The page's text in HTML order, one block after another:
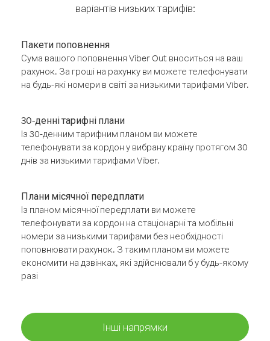
варіантів низьких тарифів:
Пакети поповнення
Сума вашого поповнення Viber Out вноситься на ваш
рахунок. За гроші на рахунку ви можете телефонувати
на будь-які номери в світі за низькими тарифами Viber.
30-денні тарифні плани
Із 30-денним тарифним планом ви можете
телефонувати за кордон у вибрану країну протягом 30
днів за низькими тарифами Viber.
Плани місячної передплати
Із планом місячної передплати ви можете
телефонувати за кордон на стаціонарні та мобільні
номери за низькими тарифами без необхідності
поповнювати рахунок. З таким планом ви можете
економити на дзвінках, які здійснювали б у будь-якому
разі
Інші напрямки